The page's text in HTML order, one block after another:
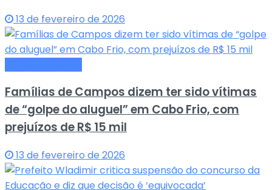
13 de fevereiro de 2026
Famílias de Campos dizem ter sido vítimas
de “golpe do aluguel” em Cabo Frio, com
prejuízos de R$ 15 mil
13 de fevereiro de 2026